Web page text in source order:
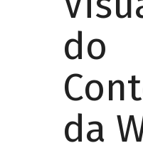
do
da